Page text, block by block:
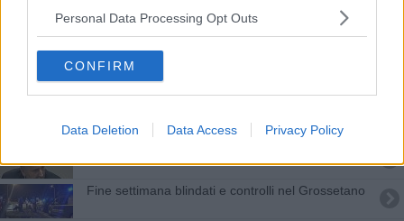
Personal Data Processing Opt Outs
CONFIRM
Data Deletion Data Access Privacy Policy
Due mesi di escursioni per i ragazzi
Fine settimana blindati e controlli nel Grossetano